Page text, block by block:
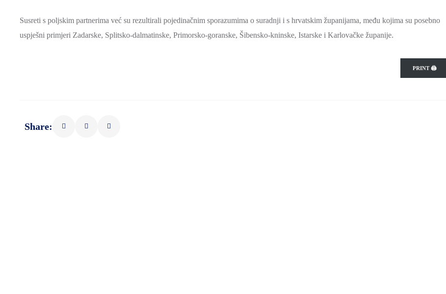
Susreti s poljskim partnerima već su rezultirali pojedinačnim sporazumima o suradnji i s hrvatskim županijama, među kojima su posebno
uspješni primjeri Zadarske, Splitsko-dalmatinske, Primorsko-goranske, Šibensko-kninske, Istarske i Karlovačke županije.
PRINT 🖨
Share: